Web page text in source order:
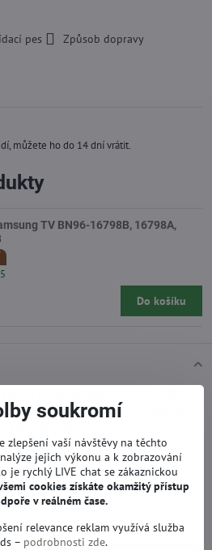
pes
Způsob dopravy
můžete ho do 14 dní vrátit.
v televizorech Samsung UE40D5000,
funkční. Pokud máte problémy se
jste na správném místě.
TV BN96-16798B, 16798A,
Do košíku
soukromí
zlepšení vaší návštěvy na těchto
jejich výkonu a k zobrazování
je rychlý LIVE chat se zákaznickou
cookies získáte okamžitý přístup
v reálném čase.
relevance reklam využívá služba
– podrobnosti zde.